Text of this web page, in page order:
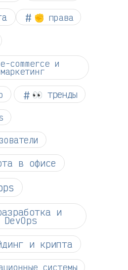
✊ права
commerce и
маркетинг
👀 тренды
в офисе
и
DevOps
и крипта
системы